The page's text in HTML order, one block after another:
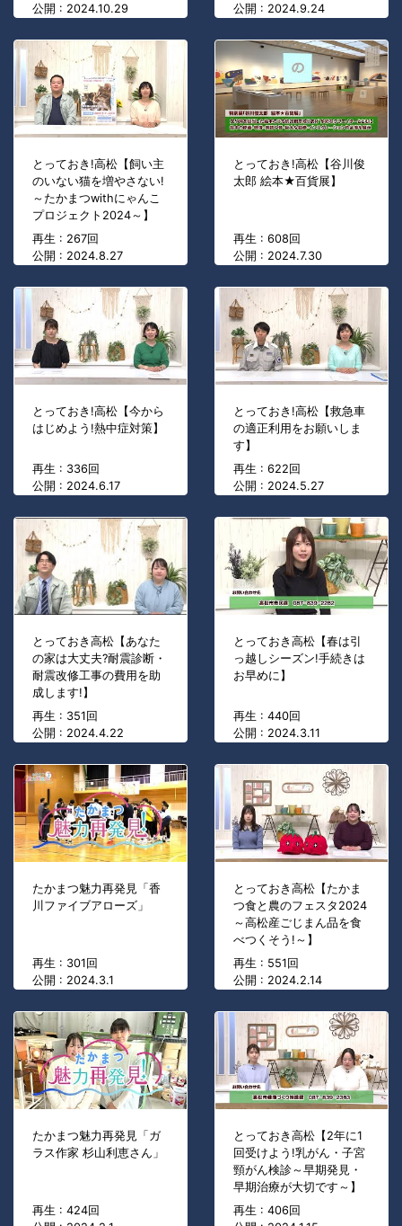
公開 : 2024.10.29
公開 : 2024.9.24
とっておき!高松【飼い主
のいない猫を増やさない!
～たかまつwithにゃんこ
プロジェクト2024～】
再生 : 267回
公開 : 2024.8.27
とっておき!高松【谷川俊
太郎 絵本★百貨展】
再生 : 608回
公開 : 2024.7.30
とっておき!高松【今から
はじめよう!熱中症対策】
再生 : 336回
公開 : 2024.6.17
とっておき!高松【救急車
の適正利用をお願いしま
す】
再生 : 622回
公開 : 2024.5.27
とっておき高松【あなた
の家は大丈夫?耐震診断・
耐震改修工事の費用を助
成します!】
再生 : 351回
公開 : 2024.4.22
とっておき高松【春は引
っ越しシーズン!手続きは
お早めに】
再生 : 440回
公開 : 2024.3.11
たかまつ魅力再発見「香
川ファイブアローズ」
再生 : 301回
公開 : 2024.3.1
とっておき高松【たかま
つ食と農のフェスタ2024
～高松産ごじまん品を食
べつくそう!～】
再生 : 551回
公開 : 2024.2.14
たかまつ魅力再発見「ガ
ラス作家 杉山利恵さん」
再生 : 424回
とっておき高松【2年に1
回受けよう!乳がん・子宮
頸がん検診～早期発見・
早期治療が大切です～】
再生 : 406回